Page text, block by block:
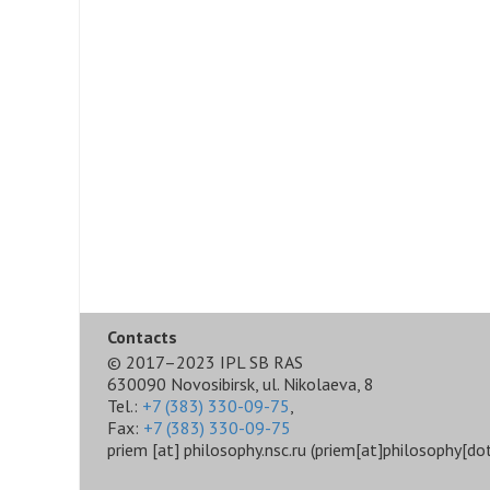
Contacts
© 2017–2023 IPL SB RAS
630090 Novosibirsk, ul. Nikolaeva, 8
Tel.: +7 (383) 330-09-75
Fax: +7 (383) 330-09-75
priem [at] philosophy.nsc.ru